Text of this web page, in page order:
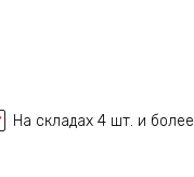
На складах 4 шт. и более